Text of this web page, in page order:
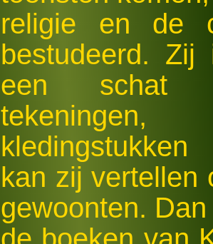
religie en de
bestudeerd. Zij
een schat
tekeningen,
kan zij vertellen
gewoonten.